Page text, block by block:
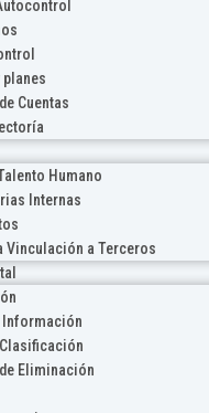
planes
Cuentas
Humano
Internas
Vinculación a Terceros
Eliminación